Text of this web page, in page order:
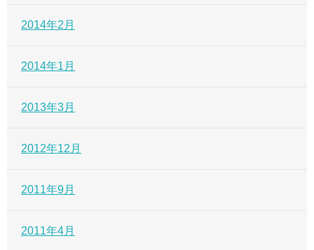
2014年2月
2014年1月
2013年3月
2012年12月
2011年9月
2011年4月